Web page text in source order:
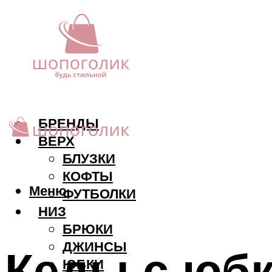
БРЕНДЫ
ВЕРХ
БЛУЗКИ
КОФТЫ
ФУТБОЛКИ
НИЗ
БРЮКИ
ДЖИНСЫ
ЮБКИ
Меню